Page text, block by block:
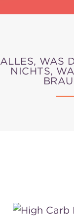
ALLES, WAS
NICHTS,
High